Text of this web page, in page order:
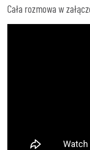
Cała rozmowa w